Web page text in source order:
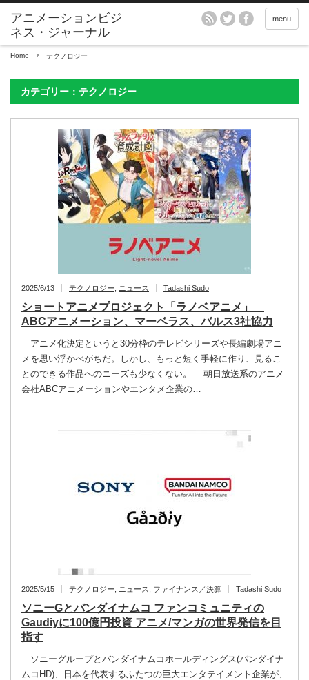
アニメーションビジ
ネス・ジャーナル
menu
Home テクノロジー
カテゴリー：テクノロジー
2025/6/13 テクノロジー ニュース Tadashi Sudo
ショートアニメプロジェクト「ラノベアニメ」
ABCアニメーション、マーベラス、バルス3社協力
アニメ化決定というと30分枠のテレビシリーズや長編劇場アニ
メを思い浮かべがちだ。しかし、もっと短く手軽に作り、見るこ
とのできる作品へのニーズも少なくない。 朝日放送系のアニメ
会社ABCアニメーションやエンタメ企業の…
2025/5/15 テクノロジー ニュース ファイナンス／決算 Tadashi Sudo
ソニーGとバンダイナムコ ファンコミュニティの
Gaudiyに100億円投資 アニメ/マンガの世界発信を目
指す
ソニーグループとバンダイナムコホールディングス(バンダイナ
ムコHD)、日本を代表するふたつの巨大エンタテイメント企業が、